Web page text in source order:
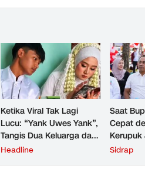
Ketika Viral Tak Lagi
Lucu: “Yank Uwes Yank”,
Tangis Dua Keluarga dan
Kesempatan Kedua untuk
Headline
Saat
Cepat
Kerupuk
Sidrap